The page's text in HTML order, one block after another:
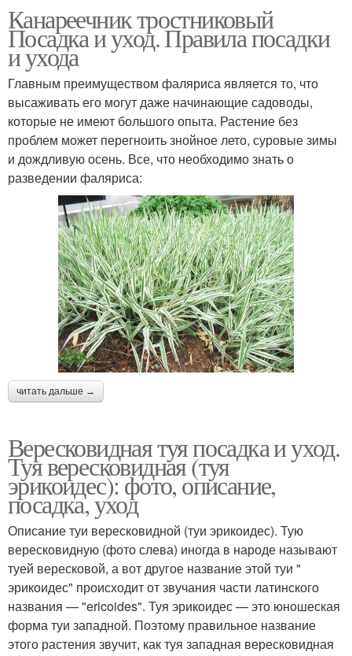
Канареечник тростниковый
Посадка и уход. Правила посадки
и ухода
Главным преимуществом фаляриса является то, что
высаживать его могут даже начинающие садоводы,
которые не имеют большого опыта. Растение без
проблем может перегноить знойное лето, суровые зимы
и дождливую осень. Все, что необходимо знать о
разведении фаляриса:
читать дальше →
Вересковидная туя посадка и уход.
Туя вересковидная (туя
эрикоидес): фото, описание,
посадка, уход
Описание туи вересковидной (туи эрикоидес). Тую
вересковидную (фото слева) иногда в народе называют
туей вересковой, а вот другое название этой туи "
эрикоидес" происходит от звучания части латинского
названия — "ericoides". Туя эрикоидес — это юношеская
форма туи западной. Поэтому правильное название
этого растения звучит, как туя западная вересковидная